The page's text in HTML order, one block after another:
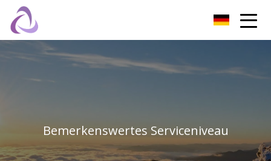
Bemerkenswertes Serviceniveau